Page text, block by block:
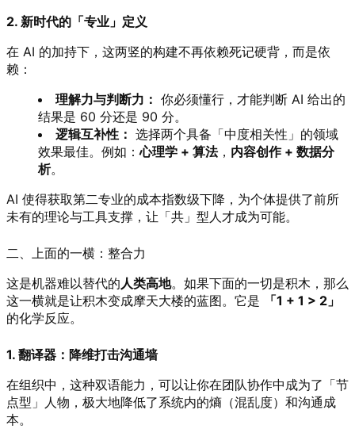
2. 新时代的「专业」定义
在 AI 的加持下，这两竖的构建不再依赖死记硬背，而是依
赖：
理解力与判断力： 你必须懂行，才能判断 AI 给出的
结果是 60 分还是 90 分。
逻辑互补性： 选择两个具备「中度相关性」的领域
效果最佳。例如：心理学 + 算法， 内容创作 + 数据分
析。
AI 使得获取第二专业的成本指数级下降，为个体提供了前所
未有的理论与工具支撑，让「共」型人才成为可能。
二、上面的一横：整合力
这是机器难以替代的人类高地。如果下面的一切是积木，那么
这一横就是让积木变成摩天大楼的蓝图。它是
「1 + 1 > 2」
的化学反应。
1. 翻译器：降维打击沟通墙
在组织中，这种双语能力，可以让你在团队协作中成为了「节
点型」人物，极大地降低了系统内的熵（混乱度）和沟通成
本。